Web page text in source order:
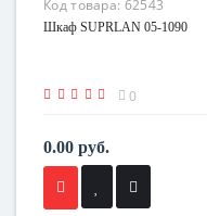
Код товара: 62543
Шкаф SUPRLAN 05-1090
0
0.00 руб.